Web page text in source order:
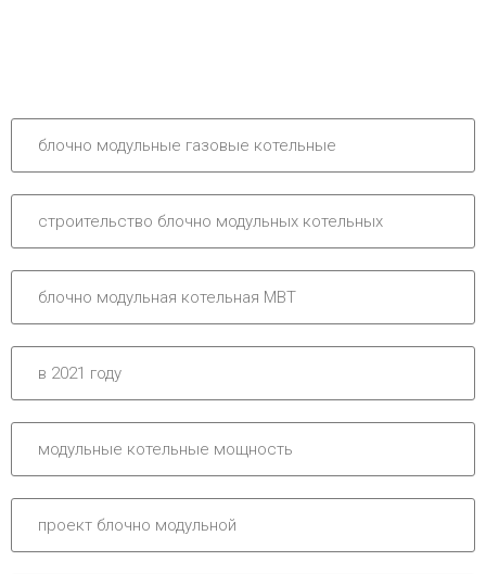
блочно модульные газовые котельные
строительство блочно модульных котельных
блочно модульная котельная МВТ
в 2021 году
модульные котельные мощность
проект блочно модульной